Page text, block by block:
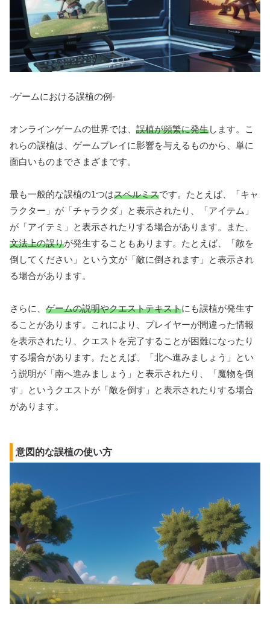
-ゲームにおける誤植の例-
オンラインゲームの世界では、 誤植が頻繁に発生します。こ
れらの誤植は、ゲームプレイに影響を与えるものから、単に
面白いものまでさまざまです。
最も一般的な誤植の1つはスペルミスです。たとえば、「キャ
ラクター」が「チャラクダ」と表示されたり、「アイテム」
が「アイテミ」と表示されたりする場合があります。また、
文法上の誤りが発生することもあります。たとえば、「敵を
倒してください」という文が「敵に倒されます」と表示され
る場合があります。
さらに、 ゲームの説明やクエストテキストにも誤植が発生す
ることがあります。これにより、プレイヤーが間違った情報
を表示されたり、クエストを完了することが困難になったり
する場合があります。たとえば、「北へ進みましょう」とい
う説明が「南へ進みましょう」と表示されたり、「魔物を倒
す」というクエストが「敵を倒す」と表示されたりする場合
があります。
意図的な誤植の使い方